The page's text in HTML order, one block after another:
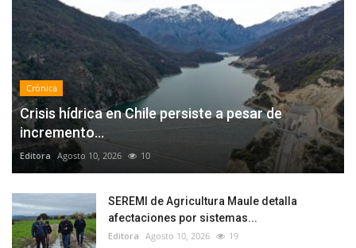
Crónica
Crisis hídrica en Chile persiste a pesar de
incremento...
Editora Agosto 10, 2026 10
SEREMI de Agricultura Maule detalla
afectaciones por sistemas...
Editora Agosto 10, 2026 19